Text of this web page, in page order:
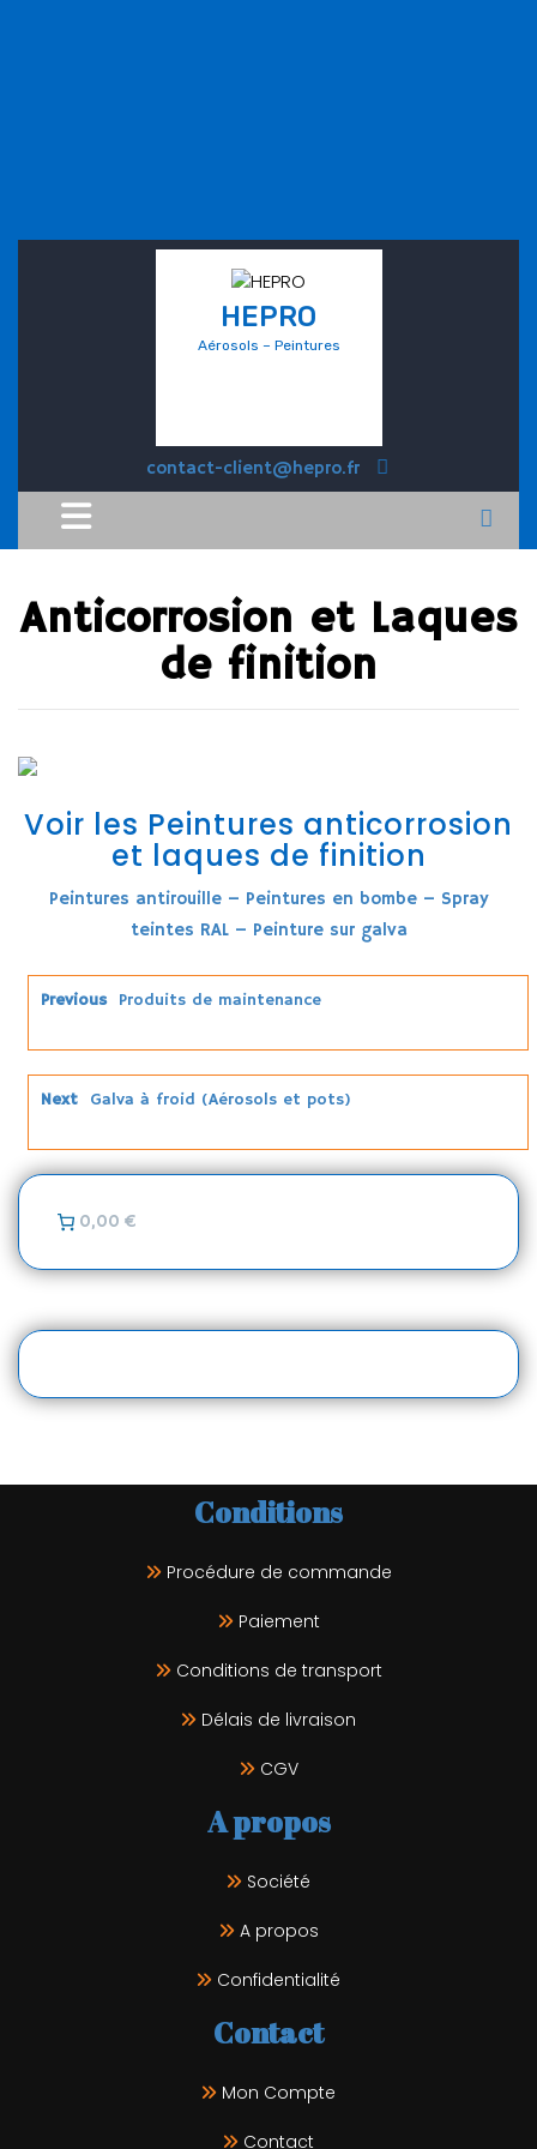
HEPRO
Aérosols – Peintures
contact-client@hepro.fr
Anticorrosion et Laques
de finition
Voir les Peintures anticorrosion
et laques de finition
Peintures antirouille – Peintures en bombe – Spray
teintes RAL – Peinture sur galva
Previous Produits de maintenance
Next Galva à froid (Aérosols et pots)
0,00 €
Conditions
Procédure de commande
Paiement
Conditions de transport
Délais de livraison
CGV
A propos
Société
A propos
Confidentialité
Contact
Mon Compte
Contact